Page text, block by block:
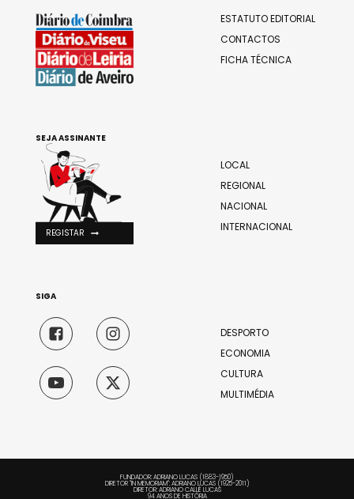
ESTATUTO EDITORIAL
CONTACTOS
FICHA TÉCNICA
LOCAL
REGIONAL
NACIONAL
INTERNACIONAL
DESPORTO
ECONOMIA
CULTURA
MULTIMÉDIA
SEJA ASSINANTE
REGISTAR
SIGA
FUNDADOR: ADRIANO LUCAS (1883-1950)
DIRETOR "IN MEMORIAM": ADRIANO LUCAS (1925-2011)
DIRETOR: ADRIANO CALLÉ LUCAS
94 ANOS DE HISTÓRIA